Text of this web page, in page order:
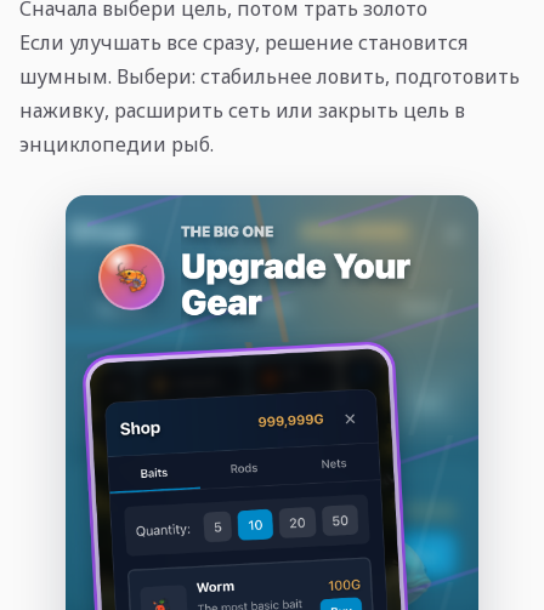
Сначала выбери цель, потом трать золото
Если улучшать все сразу, решение становится
шумным. Выбери: стабильнее ловить, подготовить
наживку, расширить сеть или закрыть цель в
энциклопедии рыб.